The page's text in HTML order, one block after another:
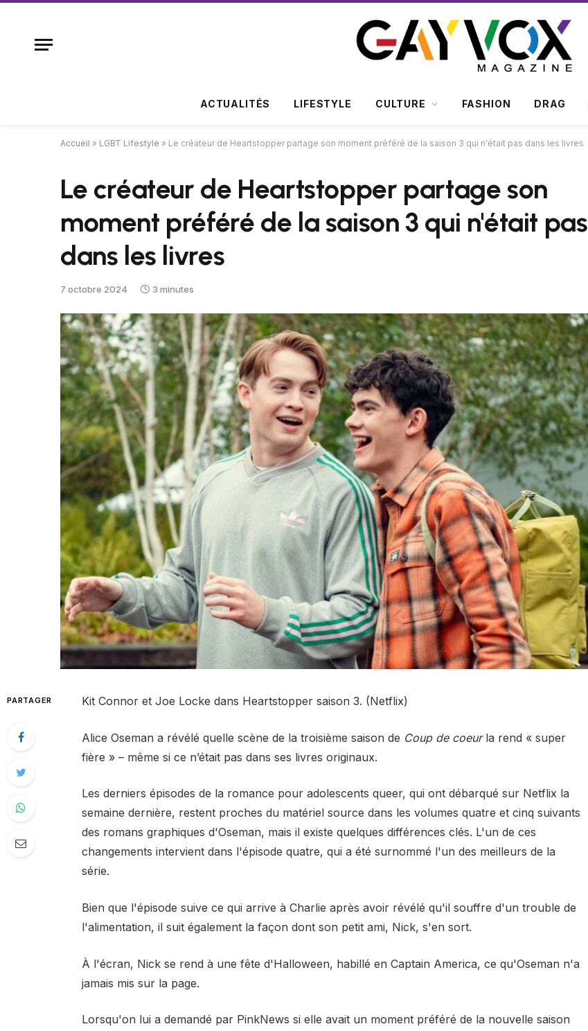
ACTUALITÉS LIFESTYLE CULTURE FASHION DRAG
Accueil » LGBT Lifestyle » Le créateur de Heartstopper partage son moment préféré de la saison 3 qui n'était pas dans les livres
Le créateur de Heartstopper partage son
moment préféré de la saison 3 qui n'était pas
dans les livres
7 octobre 2024 3 minutes
PARTAGER Kit Connor et Joe Locke dans Heartstopper saison 3. (Netflix)
Alice Oseman a révélé quelle scène de la troisième saison de Coup de coeurla rend « super
fière » – même si ce n’était pas dans ses livres originaux.
Les derniers épisodes de la romance pour adolescents queer, qui ont débarqué sur Netflix la
semaine dernière, restent proches du matériel source dans les volumes quatre et cinq suivants
des romans graphiques d'Oseman, mais il existe quelques différences clés. L'un de ces
changements intervient dans l'épisode quatre, qui a été surnommé l'un des meilleurs de la
série.
Bien que l'épisode suive ce qui arrive à Charlie après avoir révélé qu'il souffre d'un trouble de
l'alimentation, il suit également la façon dont son petit ami, Nick, s'en sort.
À l'écran, Nick se rend à une fête d'Halloween, habillé en Captain America, ce qu'Oseman n'a
jamais mis sur la page.
Lorsqu'on lui a demandé par PinkNews si elle avait un moment préféré de la nouvelle saison